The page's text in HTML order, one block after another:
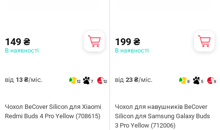
149 ₴
В наявності
від 13 ₴/міс. 12 7 12
Чохол BeCover Silicon для Xiaomi
Redmi Buds 4 Pro Yellow (708615)
199 ₴
В наявності
від 23 ₴/міс. 9 5 9
Чохол для навушників BeCover
Silicon для Samsung Galaxy Buds
3 Pro Yellow (712006)